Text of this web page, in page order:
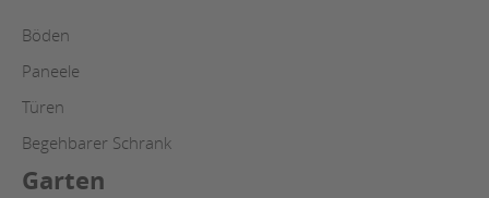
Böden
Paneele
Türen
Begehbarer Schrank
Garten